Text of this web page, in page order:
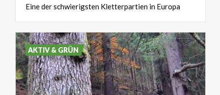
Einederschwierigsten Kletterpartien in Europa
AKTIV & GRÜN